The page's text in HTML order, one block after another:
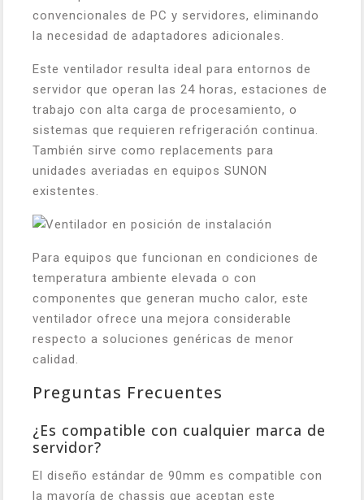
convencionales de PC y servidores, eliminando
la necesidad de adaptadores adicionales.
Este ventilador resulta ideal para entornos de
servidor que operan las 24 horas, estaciones de
trabajo con alta carga de procesamiento, o
sistemas que requieren refrigeración continua.
También sirve como replacements para
unidades averiadas en equipos SUNON
existentes.
Para equipos que funcionan en condiciones de
temperatura ambiente elevada o con
componentes que generan mucho calor, este
ventilador ofrece una mejora considerable
respecto a soluciones genéricas de menor
calidad.
Preguntas Frecuentes
¿Es compatible con cualquier marca de
servidor?
El diseño estándar de 90mm es compatible con
la mayoría de chassis que aceptan este